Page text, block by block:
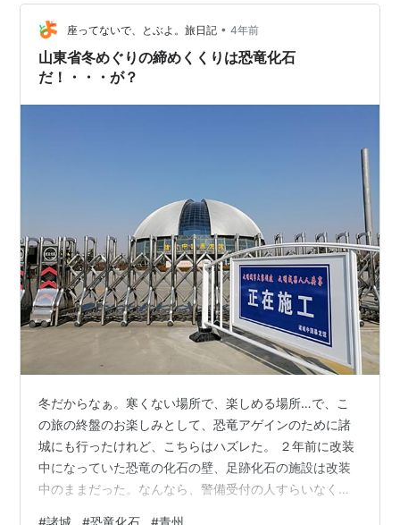
少し高いところを走るようになっており、ビルがないと
目の高さよりも上には電線と空しかない。木が密集した
ところや赤銅色の屋根に薄茶色の壁の家が点在し、ほか
は畑が多くなってきた。 日本と違って水…
座ってないで、とぶよ。旅日記 • 4年前
山東省冬めぐりの締めくくりは恐竜化石
だ！・・・が？
冬だからなぁ。寒くない場所で、楽しめる場所…で、こ
の旅の終盤のお楽しみとして、恐竜アゲインのために諸
城にも行ったけれど、こちらはハズレた。 ２年前に改装
中になっていた恐竜の化石の壁、足跡化石の施設は改装
中のままだった。なんなら、警備受付の人すらいなくな
#諸城 #恐竜化石 #青州